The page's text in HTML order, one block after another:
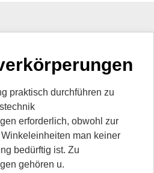
praktisch durchführen zu
erforderlich, obwohl zur
man keiner
bedürftig ist. Zu
gehören u.